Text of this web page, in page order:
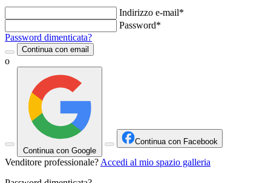
Indirizzo e-mail*
Password*
Password dimenticata?
Continua con email
o
Continua con Google
Continua con Facebook
Venditore professionale? Accedi al mio spazio galleria